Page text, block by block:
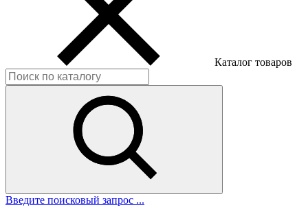
Каталог товаров
Введите поисковый запрос ...